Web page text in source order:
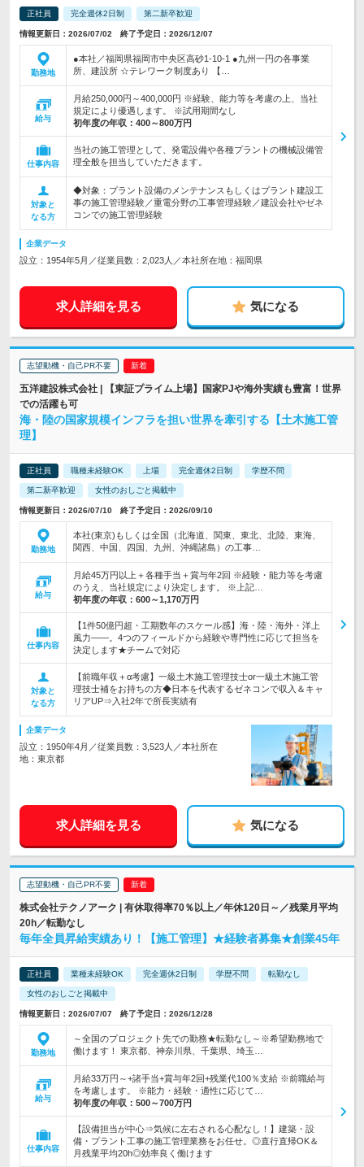
正社員 完全週休2日制 第二新卒歓迎
情報更新日：2026/07/02 終了予定日：2026/12/07
勤務地
●本社／福岡県福岡市中央区高砂1-10-1 ●九州一円の各事業
所、建設所 ☆テレワーク制度あり 【…
給与
月給250,000円～400,000円 ※経験、能力等を考慮の上、当社
規定により優遇します。 ※試用期間なし
初年度の年収： 400～800万円
仕事内容
当社の施工管理として、発電設備や各種プラントの機械設備管
理全般を担当していただきます。
対象と
なる方
◆対象：プラント設備のメンテナンスもしくはプラント建設工
事の施工管理経験／重電分野の工事管理経験／建設会社やゼネ
コンでの施工管理経験
企業データ
設立：1954年5月／従業員数：2,023人／本社所在地：福岡県
求人詳細を見る 気になる
志望動機・自己PR不要
五洋建設株式会社 | 【東証プライム上場】国家PJや海外実績も豊富！世界
での活躍も可
海・陸の国家規模インフラを担い世界を牽引する【土木施工管
理】
正社員 職種未経験OK 上場 完全週休2日制 学歴不問
第二新卒歓迎 女性のおしごと掲載中
情報更新日：2026/07/10 終了予定日：2026/09/10
勤務地
本社(東京)もしくは全国（北海道、関東、東北、北陸、東海、
関西、中国、四国、九州、沖縄諸島）の工事…
給与
月給45万円以上＋各種手当＋賞与年2回 ※経験・能力等を考慮
のうえ、当社規定により決定します。 ※上記…
初年度の年収： 600～1,170万円
仕事内容
【1件50億円超・工期数年のスケール感】海・陸・海外・洋上
風力――。4つのフィールドから経験や専門性に応じて担当を
決定します★チームで対応
対象と
なる方
【前職年収＋α考慮】一級土木施工管理技士or一級土木施工管
理技士補をお持ちの方◆日本を代表するゼネコンで収入＆キャ
リアUP⇒入社2年で所長実績有
企業データ
設立：1950年4月／従業員数：3,523人／本社所在
地：東京都
求人詳細を見る 気になる
志望動機・自己PR不要
株式会社テクノアーク | 有休取得率70％以上／年休120日～／残業月平均
20h／転勤なし
毎年全員昇給実績あり！【施工管理】★経験者募集★創業45年
正社員 業種未経験OK 完全週休2日制 学歴不問 転勤なし
女性のおしごと掲載中
情報更新日：2026/07/07 終了予定日：2026/12/28
勤務地
～全国のプロジェクト先での勤務★転勤なし～※希望勤務地で
働けます！ 東京都、神奈川県、千葉県、埼玉…
給与
月給33万円～+諸手当+賞与年2回+残業代100％支給 ※前職給与
を考慮します。 ※能力・経験・適性に応じて…
初年度の年収： 500～700万円
仕事内容
【設備担当が中心⇒気候に左右される心配なし！】建築・設
備・プラント工事の施工管理業務をお任せ。◎直行直帰OK＆
月残業平均20h◎効率良く働けます